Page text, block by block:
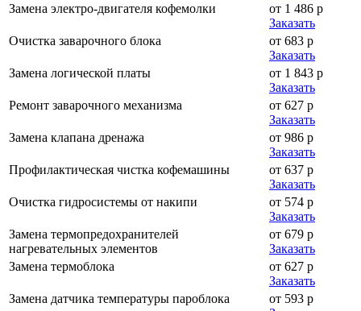
Замена электро-двигателя кофемолки
от 1 486 р
Заказать
Очистка заварочного блока
от 683 р
Заказать
Замена логической платы
от 1 843 р
Заказать
Ремонт заварочного механизма
от 627 р
Заказать
Замена клапана дренажа
от 986 р
Заказать
Профилактическая чистка кофемашины
от 637 р
Заказать
Очистка гидросистемы от накипи
от 574 р
Заказать
Замена термопредохранителей
нагревательных элементов
от 679 р
Заказать
Замена термоблока
от 627 р
Заказать
Замена датчика температуры пароблока
от 593 р